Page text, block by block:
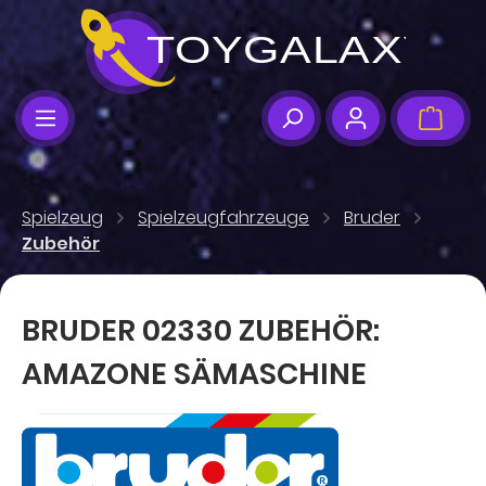
Zum Hauptinhalt springen
Spielzeug Spielzeugfahrzeuge
Bruder
Zubehör
BRUDER 02330 ZUBEHÖR:
AMAZONE SÄMASCHINE